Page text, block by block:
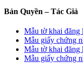
Bản Quyền – Tác Giả
Mẫu tờ khai đăng
Mẫu giấy chứng
Mẫu tờ khai đăng
Mẫu giấy chứng